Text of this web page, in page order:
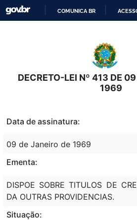
O
COMUNICA BR
DECRETO-LEI Nº 413 DE
1969
Data de assinatura:
09 de Janeiro de 1969
Ementa:
DISPOE SOBRE TITULOS DE
DA OUTRAS PROVIDENCIAS.
Situação: